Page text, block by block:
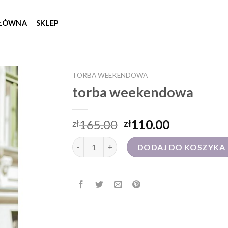
SKLEP
TORBA WEEKENDOWA
torba weekendowa
zł165.00 zł110.00
ilość torba weekendowaDODAJ DO KOSZYKA